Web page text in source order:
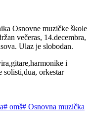
Osnovne muzičke škole
večeras, 14.decembra,
Ulaz je slobodan.
i
solisti,dua, orkestar
# omš# Osnovna muzička